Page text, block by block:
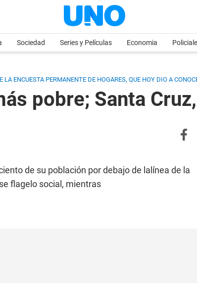
Sociedad Series y Películas Economia
ENCUESTA PERMANENTE DE HOGARES, QUE HOY DIO A
pobre; Santa
de su población por debajo de lalínea de la
flagelo social, mientras